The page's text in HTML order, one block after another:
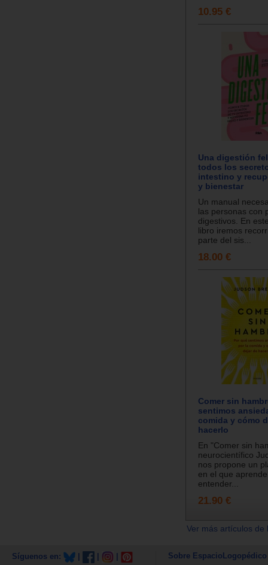
10.95 €
Una digestión
todos los
intestino y
y bienestar
Un manual
las personas con
digestivos. En
libro iremos
parte del sis...
18.00 €
Comer sin
sentimos
comida y cómo
hacerlo
En "Comer sin
neurocientífico
nos propone un
en el que
entender...
21.90 €
Ver más artículos
Síguenos en: Sobre EspacioLogopédico